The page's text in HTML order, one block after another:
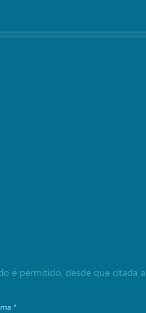
é permitido, desde que citada
"